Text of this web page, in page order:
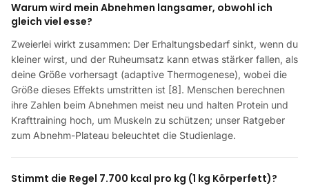
Warum wird mein Abnehmen langsamer, obwohl ich
gleich viel esse?
Zweierlei wirkt zusammen: Der Erhaltungsbedarf sinkt, wenn du
kleiner wirst, und der Ruheumsatz kann etwas stärker fallen, als
deine Größe vorhersagt (adaptive Thermogenese), wobei die
Größe dieses Effekts umstritten ist [8]. Menschen berechnen
ihre Zahlen beim Abnehmen meist neu und halten Protein und
Krafttraining hoch, um Muskeln zu schützen; unser Ratgeber
zum Abnehm-Plateau beleuchtet die Studienlage.
Stimmt die Regel 7.700 kcal pro kg (1 kg Körperfett)?